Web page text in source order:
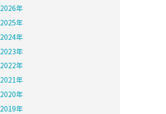
2026年
2025年
2024年
2023年
2022年
2021年
2020年
2019年